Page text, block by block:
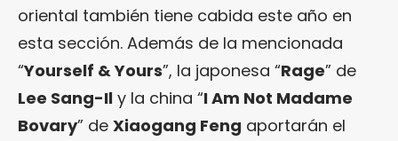
oriental también tiene cabida este año en
esta sección. Además de la mencionada
“Yourself & Yours”, la japonesa “Rage” de
Lee Sang-Il y la china “I Am Not Madame
Bovary” de Xiaogang Feng aportarán el